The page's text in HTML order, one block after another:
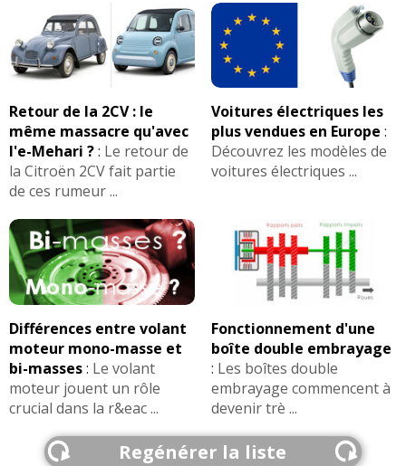
Retour de la 2CV : le
même massacre qu'avec
l'e-Mehari ?: Le retour de
la Citroën 2CV fait partie
de ces rumeur ...
Voitures électriques les
plus vendues en Europe :
Découvrez les modèles de
voitures électriques ...
Différences entre volant
moteur mono-masse et
bi-masses: Le volant
moteur jouent un rôle
crucial dans la r&eac ...
Fonctionnement d'une
boîte double embrayage
: Les boîtes double
embrayage commencent à
devenir trè ...
Regénérer la liste